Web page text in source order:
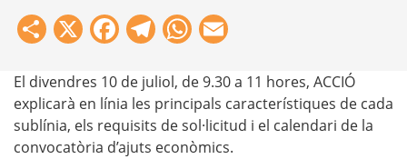
Share
X Facebook
Telegram
WhatsApp
El divendres 10 de juliol, de 9.30 a 11 hores, ACCIÓ
explicarà en línia les principals característiques de cada
sublínia, els requisits de sol·licitud i el calendari de la
convocatòria d’ajuts econòmics.